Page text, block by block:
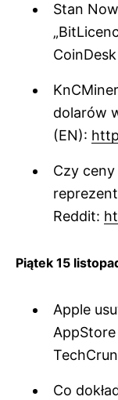
Stan
dolarów
(EN):
Czy
Reddit:
Piątek 15
Apple
Co